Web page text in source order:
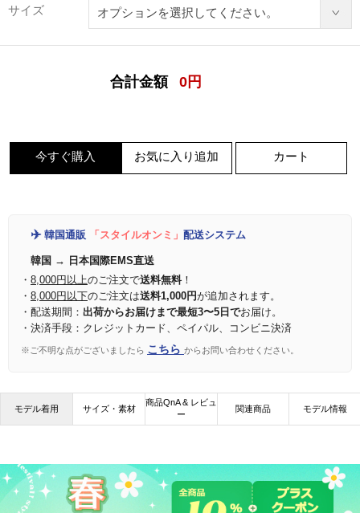
サイズ
合計金額 0 円
今すぐ購入 お気に入り追加 カート
✈️ 韓国通販 「スタイルオンミ」 配送システム
韓国 → 日本国際EMS直送
・ 8,000円以上のご注文で送料無料！
・ 8,000円以下のご注文は送料1,000円が追加されます。
・配送期間： 出荷からお届けまで最短3〜5日でお届け。
・決済手段：クレジットカード、ペイパル、コンビニ決済
※ご不明な点がございましたら こちら からお問い合わせください。
モデル着用 サイズ・素材
商品QnA & レビュ
ー
関連商品 モデル情報